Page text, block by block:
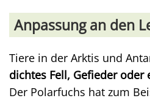
Anpassung an den
Tiere in der Arktis und
dichtes Fell, Gefieder oder
Der Polarfuchs hat zum